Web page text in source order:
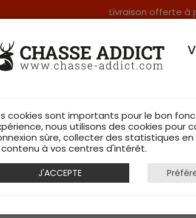
Livraison offerte à
CHASSE & ARMURERIE DANS LES VOSGES & SUR
VÊTEMENTS DE CHASSE RAYON
Casquette Wildboar Pro Härkila
cookies sont importants pour le bon
nous utilisons des cookies pour
sûre, collecter des statistiques
à vos centres d'intérêt.
J'ACCEPTE